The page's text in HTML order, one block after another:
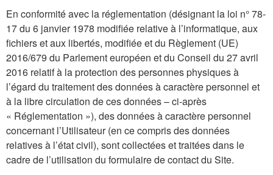
En conformité avec la réglementation (désignant la loi n° 78-
17 du 6 janvier 1978 modifiée relative à l’informatique, aux
fichiers et aux libertés, modifiée et du Règlement (UE)
2016/679 du Parlement européen et du Conseil du 27 avril
2016 relatif à la protection des personnes physiques à
l’égard du traitement des données à caractère personnel et
à la libre circulation de ces données – ci-après
« Réglementation »), des données à caractère personnel
concernant l’Utilisateur (en ce compris des données
relatives à l’état civil), sont collectées et traitées dans le
cadre de l’utilisation du formulaire de contact du Site.